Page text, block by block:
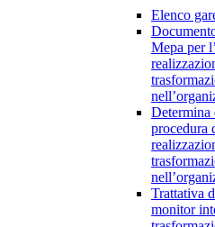
Elenco
Mepa per
Determina
procedura
Trattativa
monitor